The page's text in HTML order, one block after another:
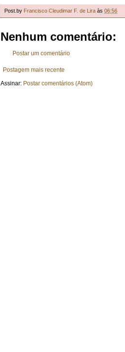
Post.by Francisco Cleudimar F. de Lira às 06:56
Nenhum comentário:
Postar um comentário
Postagem mais recente
Assinar: Postar comentários (Atom)